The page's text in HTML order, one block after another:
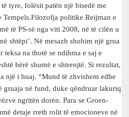
tyre, folësit patën një bisedë me
politike Reijman e
të PS-së nga viti 2008, në të cilën u
shtëpi’. Në mesazh shohim një grua
teksa na thotë se ndihma e saj e
bërë shumë e shtrenjtë. Si rezultat,
një i huaj. “Mund të zhvishem edhe
gruaja në fund, duke qëndruar lakuriq
ngritën dorën. Para se Groen-
detaje rreth rolit të emocioneve në